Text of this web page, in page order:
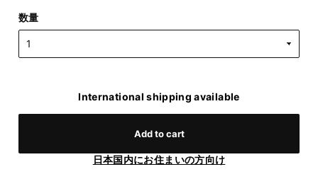
数量
International shipping available
Add to cart
日本国内にお住まいの方向け